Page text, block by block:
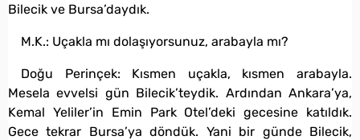
Bilecik ve Bursa’daydık.
M.K.: Uçakla mı dolaşıyorsunuz, arabayla mı?
Doğu Perinçek: Kısmen uçakla, kısmen arabayla.
Mesela evvelsi gün Bilecik’teydik. Ardından Ankara’ya,
Kemal Yeliler’in Emin Park Otel’deki gecesine katıldık.
Gece tekrar Bursa’ya döndük. Yani bir günde Bilecik,